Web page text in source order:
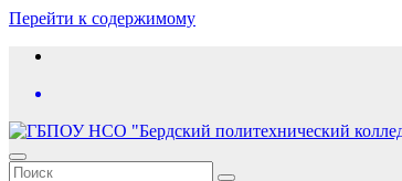
Перейти к содержимому